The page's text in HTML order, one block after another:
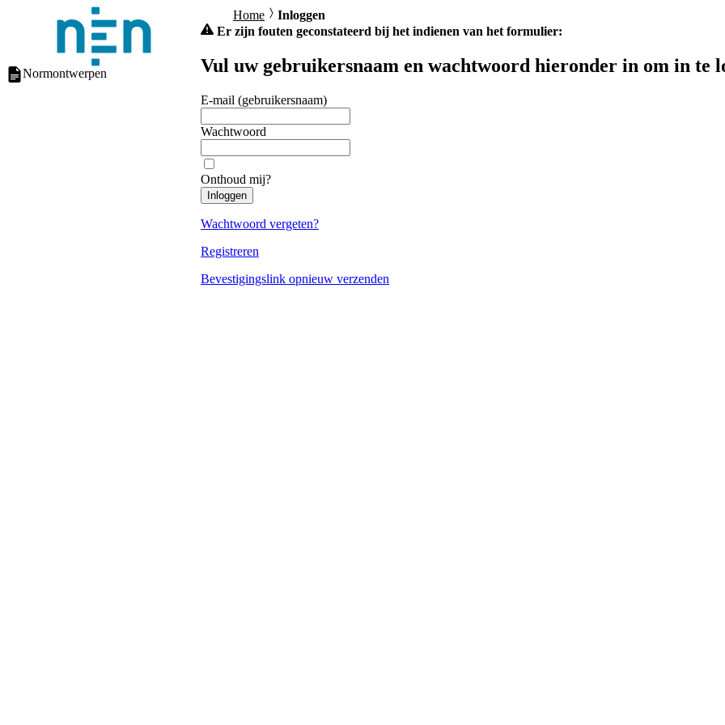
Normontwerpen
Home
Inloggen
Er zijn fouten geconstateerd bij het indienen van het formulier:
Vul uw gebruikersnaam en wachtwoord hieronder in om in te
E-mail (gebruikersnaam)
Wachtwoord
Onthoud mij?
Inloggen
Wachtwoord vergeten?
Registreren
Bevestigingslink opnieuw verzenden